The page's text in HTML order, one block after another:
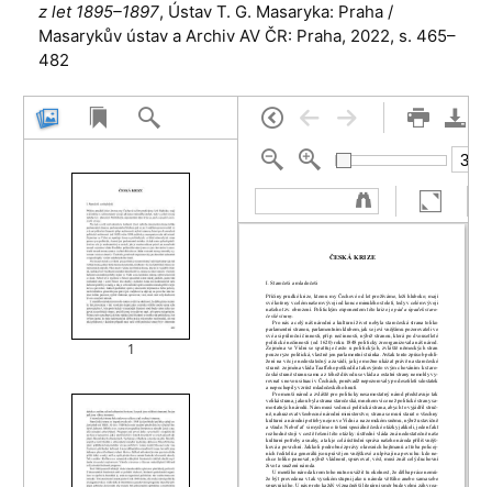
z let 1895–1897, Ústav T. G. Masaryka: Praha /
Masarykův ústav a Archiv AV ČR: Praha, 2022, s. 465–
482